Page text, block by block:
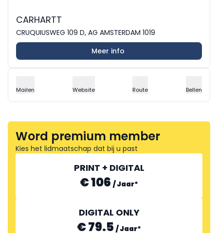
CARHARTT
CRUQUIUSWEG 109 D, AG AMSTERDAM 1019
Meer info
Mailen Website Route Bellen
Word premium member
Kies het lidmaatschap dat bij u past
PRINT + DIGITAL
€ 106 /Jaar*
DIGITAL ONLY
€ 79.5 /Jaar*